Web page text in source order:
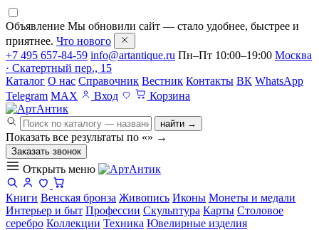
Объявление Мы обновили сайт — стало удобнее, быстрее и
приятнее. Что нового
+7 495 657-84-59 info@artantique.ru Пн–Пт 10:00–19:00 Москва
· Скатертный пер., 15
Каталог О нас Справочник Вестник Контакты ВК WhatsApp
Telegram MAX Вход Корзина
найти →
Показать все результаты по «» →
Заказать звонок
Открыть меню
Книги Венская бронза Живопись Иконы Монеты и медали
Интерьер и быт Профессии Скульптура Карты Столовое
серебро Коллекции Техника Ювелирные изделия